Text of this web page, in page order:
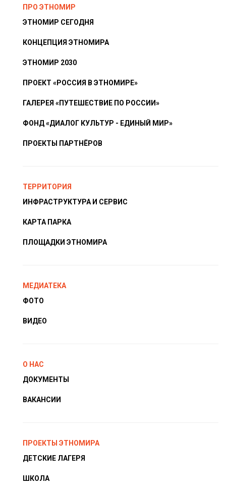
ПРО ЭТНОМИР
ЭТНОМИР СЕГОДНЯ
КОНЦЕПЦИЯ ЭТНОМИРА
ЭТНОМИР 2030
ПРОЕКТ «РОССИЯ В ЭТНОМИРЕ»
ГАЛЕРЕЯ «ПУТЕШЕСТВИЕ ПО РОССИИ»
ФОНД «ДИАЛОГ КУЛЬТУР - ЕДИНЫЙ МИР»
ПРОЕКТЫ ПАРТНЁРОВ
ТЕРРИТОРИЯ
ИНФРАСТРУКТУРА И СЕРВИС
КАРТА ПАРКА
ПЛОЩАДКИ ЭТНОМИРА
МЕДИАТЕКА
ФОТО
ВИДЕО
О НАС
ДОКУМЕНТЫ
ВАКАНСИИ
ПРОЕКТЫ ЭТНОМИРА
ДЕТСКИЕ ЛАГЕРЯ
ШКОЛА